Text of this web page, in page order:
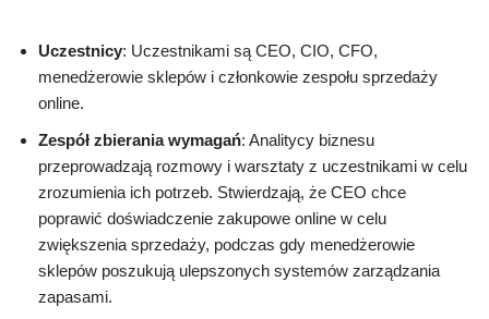
Uczestnicy: Uczestnikami są CEO, CIO, CFO,
menedżerowie sklepów i członkowie zespołu sprzedaży
online.
Zespół zbierania wymagań: Analitycy biznesu
przeprowadzają rozmowy i warsztaty z uczestnikami w celu
zrozumienia ich potrzeb. Stwierdzają, że CEO chce
poprawić doświadczenie zakupowe online w celu
zwiększenia sprzedaży, podczas gdy menedżerowie
sklepów poszukują ulepszonych systemów zarządzania
zapasami.